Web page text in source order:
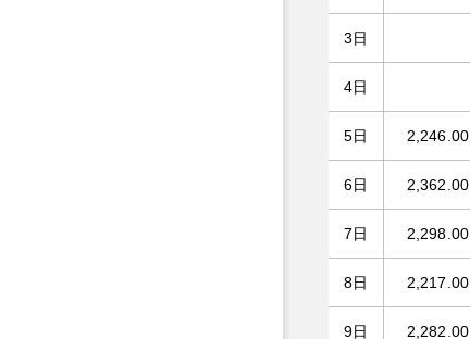
3日
4日
5日 2,246.00
6日 2,362.00
7日 2,298.00
8日 2,217.00
9日 2,282.00